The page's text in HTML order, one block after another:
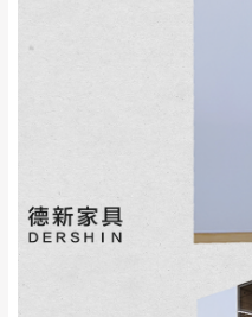
＊A108
$
運費
保護物流人員的
服務，若需以吊
費用將由買方自
因大型傢俱有組
快速到貨商品，
機當天到貨前皆
天在家等貨，以
由於百貨公司配
至百貨公司內部